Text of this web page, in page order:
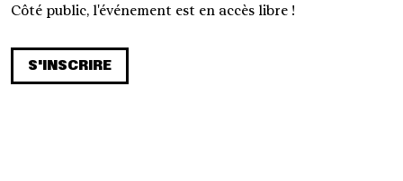
Côté public, l'événement est en accès libre !
S'INSCRIRE